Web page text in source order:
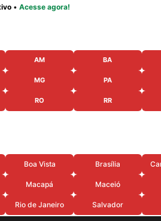
• Acesse agora!
AM BA
MG PA
RO RR
Boa Vista Brasília
Macapá Maceió
Rio de Janeiro Salvador